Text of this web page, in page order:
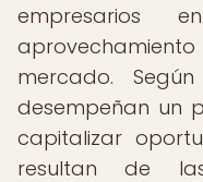
empresarios
mercado.
desempeñan un
capitalizar
resultan de